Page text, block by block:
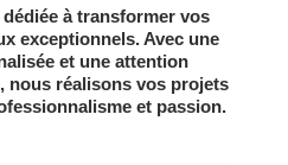
à transformer vos
exceptionnels. Avec une
et une attention
nous réalisons vos projets
et passion.